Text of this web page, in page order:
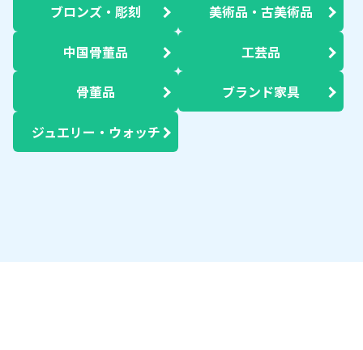
ブロンズ・彫刻 美術品・古美術品
中国骨董品 工芸品
骨董品 ブランド家具
ジュエリー・ウォッチ